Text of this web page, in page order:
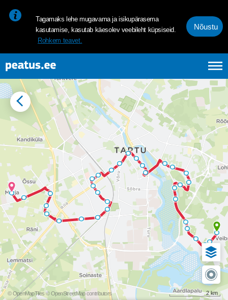
Tagamaks lehe mugavama ja isikupärasema
kasutamise, kasutab käesolev veebileht küpsiseid.
Rohkem teavet.
Nõustu
© OpenMapTiles © OpenStreetMap contributors 2 km